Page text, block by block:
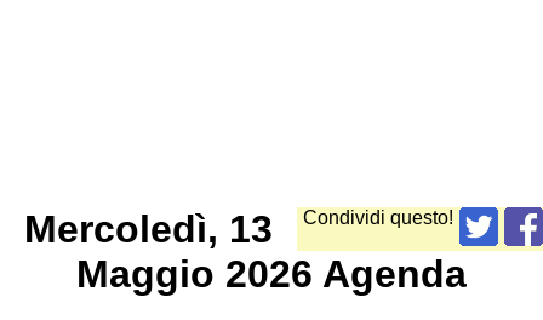
Condividi questo!
Mercoledì, 13
Maggio 2026 Agenda